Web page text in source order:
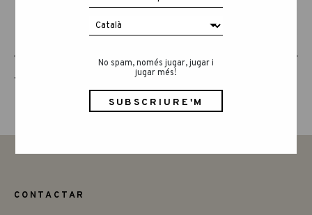
THE ANIMAL CREW
No spam, només jugar, jugar i
jugar més!
CONTACTAR